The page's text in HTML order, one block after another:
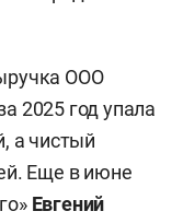
ООО
2025 год упала
а чистый
Еще в июне
Евгений